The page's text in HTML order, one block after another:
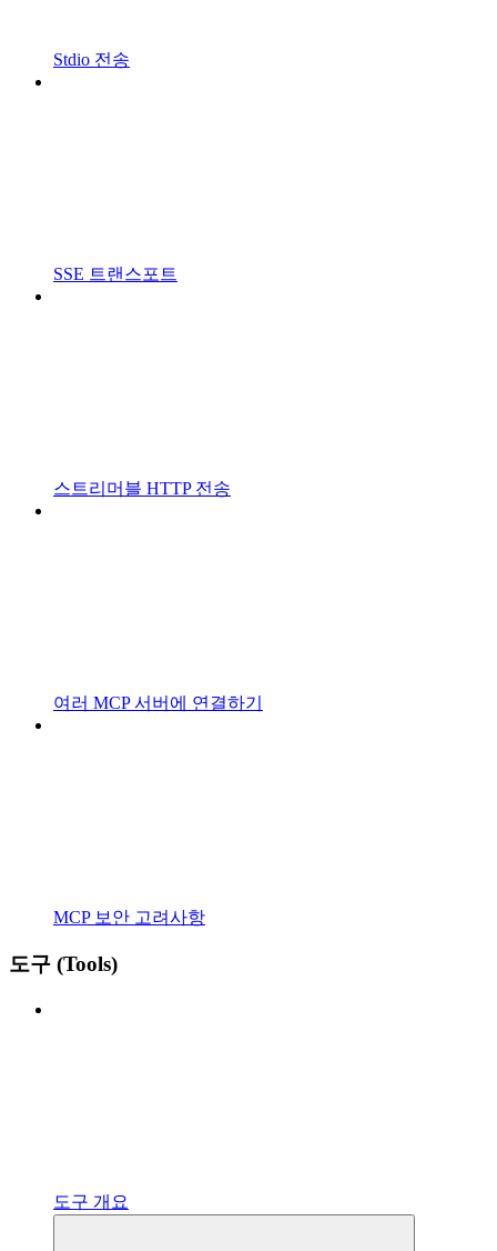
Stdio 전송
SSE 트랜스포트
스트리머블 HTTP 전송
여러 MCP 서버에 연결하기
MCP 보안 고려사항
도구 (Tools)
도구 개요